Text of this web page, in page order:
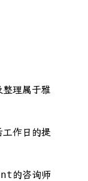
理属于雅
作日的提
的咨询师